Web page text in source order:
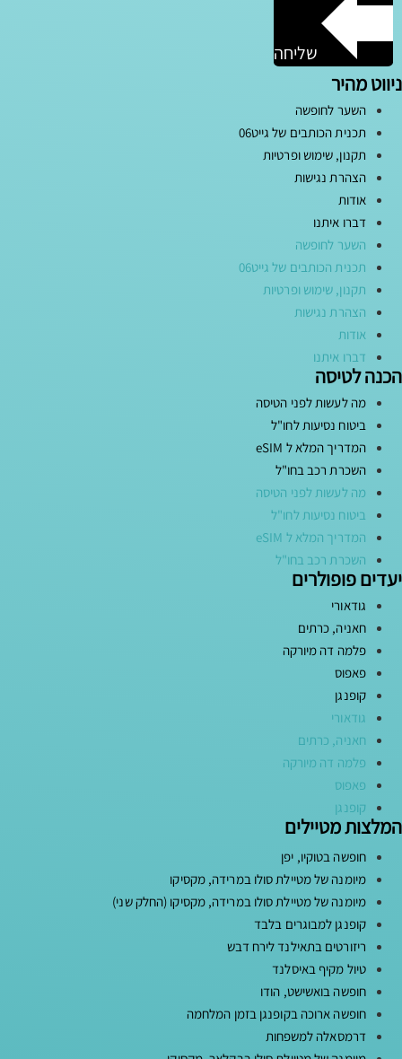
שליחה
ניווט מהיר
השער לחופשה
תכנית הכותבים של גייט06
תקנון, שימוש ופרטיות
הצהרת נגישות
אודות
דברו איתנו
השער לחופשה
תכנית הכותבים של גייט06
תקנון, שימוש ופרטיות
הצהרת נגישות
אודות
דברו איתנו
הכנה לטיסה
מה לעשות לפני הטיסה
ביטוח נסיעות לחו"ל
המדריך המלא ל eSIM
השכרת רכב בחו"ל
מה לעשות לפני הטיסה
ביטוח נסיעות לחו"ל
המדריך המלא ל eSIM
השכרת רכב בחו"ל
יעדים פופולרים
גודאורי
חאניה, כרתים
פלמה דה מיורקה
פאפוס
קופנגן
גודאורי
חאניה, כרתים
פלמה דה מיורקה
פאפוס
קופנגן
המלצות מטיילים
חופשה בטוקיו, יפן
מיומנה של מטיילת סולו במרידה, מקסיקו
מיומנה של מטיילת סולו במרידה, מקסיקו (החלק שני)
קופנגן למבוגרים בלבד
ריזורטים בתאילנד לירח דבש
טיול מקיף באיסלנד
חופשה בואשישט, הודו
חופשה ארוכה בקופנגן בזמן המלחמה
דרמסאלה למשפחות